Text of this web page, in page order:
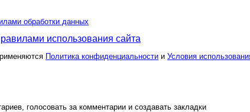
обработки данных
использования сайта
Политика конфиденциальности и Условия
голосовать за комментарии и создавать закладки